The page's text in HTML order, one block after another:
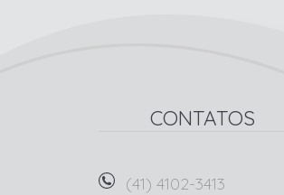
CONTATOS
(41) 4102-3413